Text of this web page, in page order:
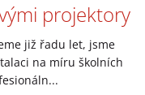
projektory
již řadu let, jsme
na míru školních